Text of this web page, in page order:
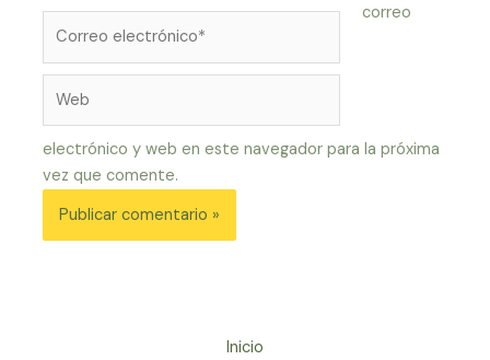
electrónico*
correo
electrónico y web en este navegador para la próxima
vez que comente.
Inicio